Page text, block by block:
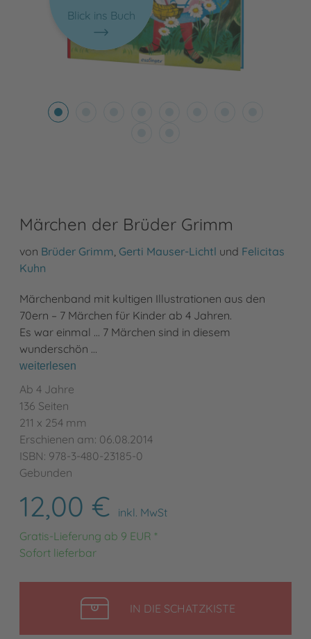
Blick ins Buch
Märchen der Brüder Grimm
von Brüder Grimm, Gerti Mauser-Lichtl und Felicitas
Kuhn
Märchenband mit kultigen Illustrationen aus den
70ern – 7 Märchen für Kinder ab 4 Jahren.
Es war einmal ... 7 Märchen sind in diesem
wunderschön …
weiterlesen
Ab 4 Jahre
136 Seiten
211 x 254 mm
Erschienen am: 06.08.2014
ISBN: 978-3-480-23185-0
Gebunden
12,00 €
inkl. MwSt
Gratis-Lieferung ab 9 EUR *
Sofort lieferbar
IN DIE SCHATZKISTELEGEN